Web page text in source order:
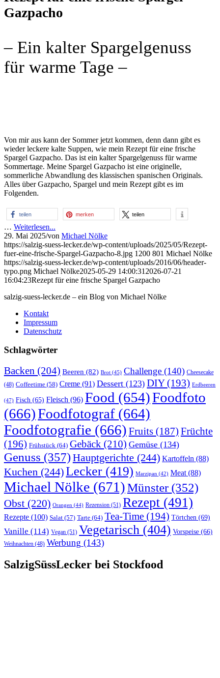
Gazpacho
– Ein kalter Spargelgenuss
für warme Tage –
Von mir aus kann der Sommer jetzt kommen, denn dann gibt es
wieder leckere kalte Suppen, wie mein Rezept für eine frische
Spargel Gazpacho. Das ist ein kalter Spargelgenuss für warme
Sommertage. Meine Spargel Gazpacho ist eine originelle,
sommerliche Abwandlung des klassischen spanischen Originals.
Alles über Gazpacho, Spargel und mein Rezept gibt es im
Folgenden.
teilen merken teilen
… Weiterlesen...
29. Mai 2025/von Michael Nölke
https://salzig-suess-lecker.de/wp-content/uploads/2025/05/Rezept-
fuer-eine-frische-Spargel-Gazpacho-8.jpg 1200 801 Michael Nölke
https://salzig-suess-lecker.de/wp-content/uploads/2016/06/header-
typo.png Michael Nölke2025-05-29 14:00:31 2026-07-21
16:04:23Rezept für eine frische Spargel Gazpacho
salzig-suess-lecker.de – ein Blog von Michael Nölke
Kontakt
Impressum
Datenschutz
Schlagwörter
Backen (204) Beeren (82) Brot (45) Challenge (140) Cheesecake
(48) Coffeetime (58) Creme (91) Dessert (123) DIY(193) Erdbeeren
(47) Fisch (65) Fleisch (96) Food (654)Foodfoto
(666)Foodfotograf (664)
Foodfotografie (666) Fruits (187) Früchte
(196) Frühstück (64) Gebäck (210) Gemüse (134)
Genuss (357)Hauptgerichte (244) Kartoffeln (88)
Kuchen (244)Lecker (419) Marzipan (42) Meat (88)
Michael Nölke (671)Münster(352)
Obst (220) Orangen (44) Rezension (51) Rezept (491)
Rezepte (100) Salat (57) Tarte (64) Tea-Time (194) Törtchen (69)
Vanille (114) Vegan (51) Vegetarisch (404) Vorspeise (66)
Weihnachten (48) Werbung (143)
SalzigSüssLecker bei Stockfood